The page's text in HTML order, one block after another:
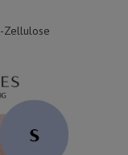
Zellulose